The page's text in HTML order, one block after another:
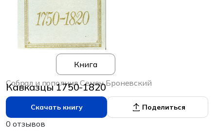
Книга
Собрал и пополнил Семен Броневский
Кавказцы 1750-1820
Скачать книгу Поделиться
0 отзывов